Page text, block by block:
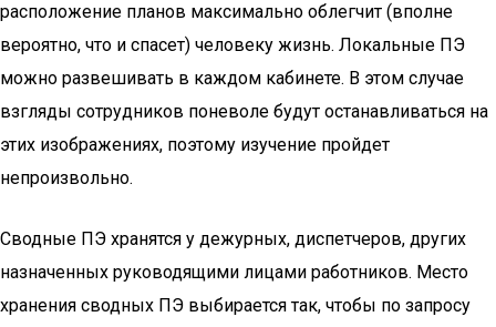
расположение планов максимально облегчит (вполне
вероятно, что и спасет) человеку жизнь. Локальные ПЭ
можно развешивать в каждом кабинете. В этом случае
взгляды сотрудников поневоле будут останавливаться на
этих изображениях, поэтому изучение пройдет
непроизвольно.
Сводные ПЭ хранятся у дежурных, диспетчеров, других
назначенных руководящими лицами работников. Место
хранения сводных ПЭ выбирается так, чтобы по запросу